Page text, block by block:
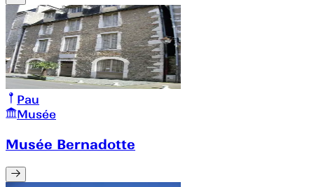
Pau
Musée
Musée Bernadotte